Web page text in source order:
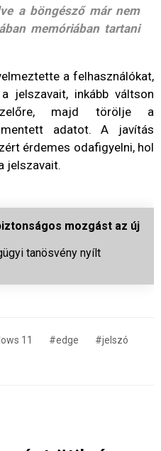
a böngésző már nem
memóriában tartani
a felhasználókat,
jelszavait, inkább váltson
majd törölje a
adatot. A javítás
érdemes odafigyelni, hol
jelszavait.
mozgást az új
tanösvény nyílt
11 #edge
#jelszó